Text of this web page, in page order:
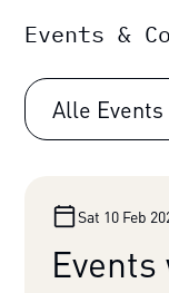
Events &
Alle
Sat 10 Feb